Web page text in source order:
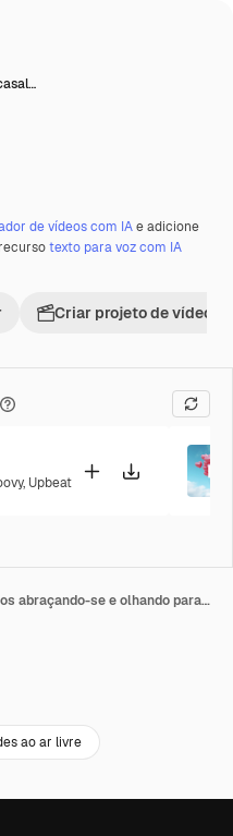
de vídeos com IAe adicione
texto para voz com IA
Criar projeto de vídeo
, Upbeat
Close-up de um casal de idosos abraçando-se e olhando para a câmera na rua num dia de inverno.
ao ar livre